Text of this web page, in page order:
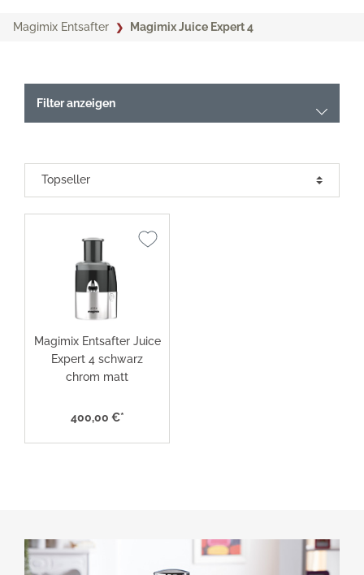
Magimix Entsafter Magimix Juice Expert 4
Filter anzeigen
Magimix Entsafter Juice
Expert 4 schwarz
chrom matt
400,00 €*